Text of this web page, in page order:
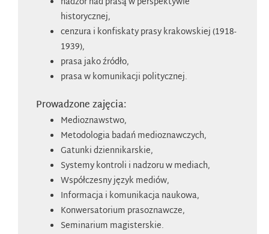
historycznej,
cenzura i konfiskaty prasy krakowskiej (1918-
1939),
prasa jako źródło,
prasa w komunikacji politycznej.
Prowadzone zajęcia:
Medioznawstwo,
Metodologia badań medioznawczych,
Gatunki dziennikarskie,
Systemy kontroli i nadzoru w mediach,
Współczesny język mediów,
Informacja i komunikacja naukowa,
Konwersatorium prasoznawcze,
Seminarium magisterskie.